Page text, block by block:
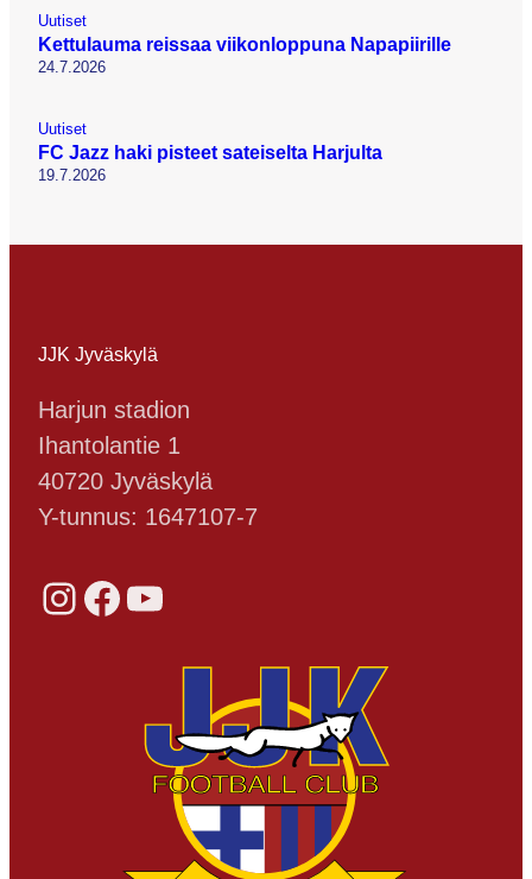
Uutiset
Kettulauma reissaa viikonloppuna Napapiirille
24.7.2026
Uutiset
FC Jazz haki pisteet sateiselta Harjulta
19.7.2026
JJK Jyväskylä
Harjun stadion
Ihantolantie 1
40720 Jyväskylä
Y-tunnus: 1647107-7
Instagram Facebook YouTube